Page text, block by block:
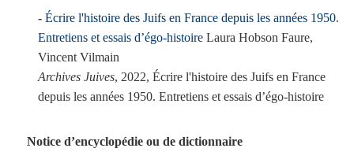
Écrire l'histoire des Juifs en France depuis les années 1950.
Entretiens et essais d’égo-histoire Laura Hobson Faure,
Vincent Vilmain
Archives Juives, 2022, Écrire l'histoire des Juifs en France
depuis les années 1950. Entretiens et essais d’égo-histoire
Notice d’encyclopédie ou de dictionnaire